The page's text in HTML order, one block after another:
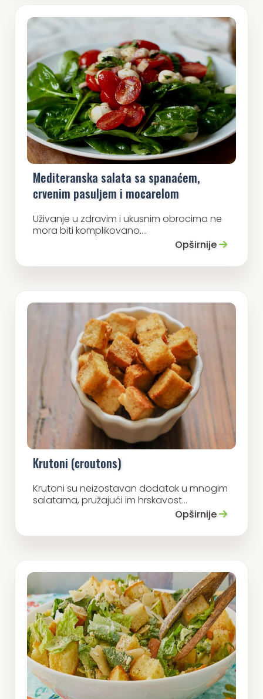
Mediteranska salata sa spanaćem,
crvenim pasuljem i mocarelom
Uživanje u zdravim i ukusnim obrocima ne
mora biti komplikovano....
Opširnije
Krutoni (croutons)
Krutoni su neizostavan dodatak u mnogim
salatama, pružajući im hrskavost...
Opširnije